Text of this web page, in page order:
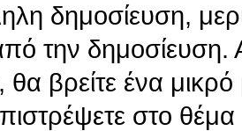
δημοσίευση,
την δημοσίευση.
θα βρείτε ένα
στο